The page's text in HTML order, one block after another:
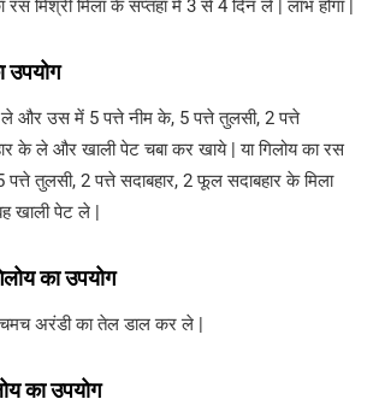
रस मिश्री मिला के सप्तहा में 3 से 4 दिन ले | लाभ होगा |
उपयोग
ले और उस में 5 पत्ते नीम के, 5 पत्ते तुलसी, 2 पत्ते
के ले और खाली पेट चबा कर खाये | या गिलोय का रस
तुलसी, 2 पत्ते सदाबहार, 2 फूल सदाबहार के मिला
खाली पेट ले |
का उपयोग
अरंडी का तेल डाल कर ले |
का उपयोग